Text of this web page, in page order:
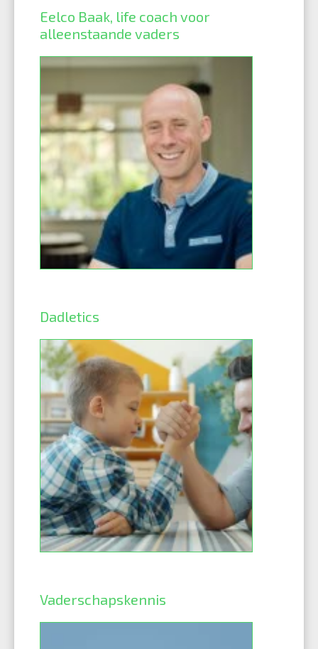
Eelco Baak, life coach voor
alleenstaande vaders
Dadletics
Vaderschapskennis